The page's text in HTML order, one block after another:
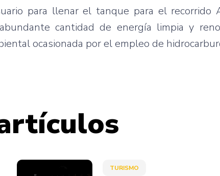
para llenar el tanque para el recorrido
cantidad de energía limpia y
ocasionada por el empleo de
TURISMO